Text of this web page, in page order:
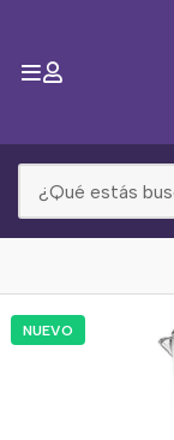
NUEVO